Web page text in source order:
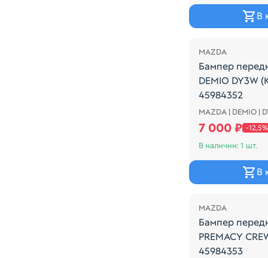
В
Распродажа
MAZDA
Бампер
DEMIO DY3W
45984352
Mazda Demio
MAZDA | DEMIO |
7 000 ₽ -12,5%
В наличии: 1 шт.
В
Распродажа
MAZDA
Бампер
PREMACY
45984353